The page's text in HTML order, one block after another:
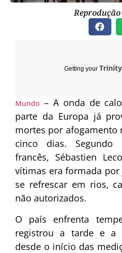
Getting your
Mundo – A onda de
parte da Europa já
mortes por afogamento
cinco dias. Segundo
francês, Sébastien
vítimas era formada
se refrescar em rios,
não autorizados.
O país enfrenta
registrou a tarde e a
desde o início das